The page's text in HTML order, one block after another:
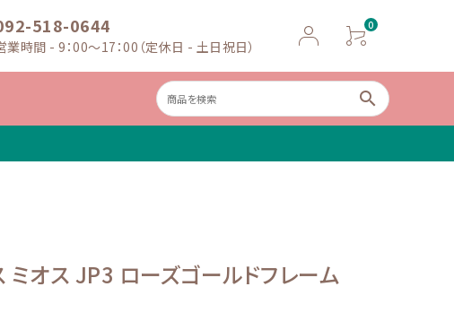
518-0644
業時間 - 9：00～17：00（定休日 - 土日祝日）
0
search
ミオス JP3 ローズゴールドフレーム